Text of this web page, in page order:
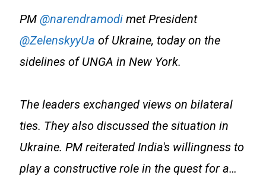
PM @narendramodimet President
@ZelenskyyUa of Ukraine, today on the
sidelines of UNGA in New York.
The leaders exchanged views on bilateral
ties. They also discussed the situation in
Ukraine. PM reiterated India's willingness to
play a constructive role in the quest for a…